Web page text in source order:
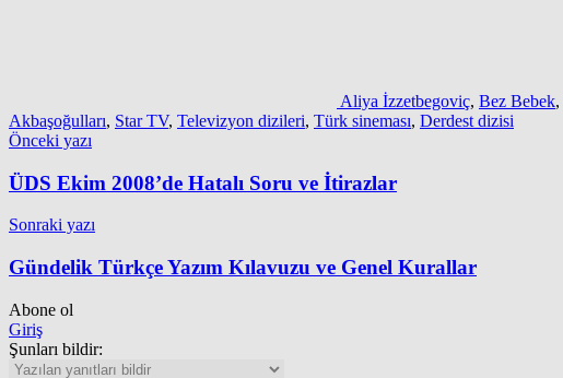
Aliya İzzetbegoviç, Bez Bebek,
Akbaşoğulları, Star TV, Televizyon dizileri, Türk sineması, Derdest dizisi
Yazı
gezinmesi
Önceki yazı
ÜDS Ekim 2008’de Hatalı Soru ve İtirazlar
Sonraki yazı
Gündelik Türkçe Yazım Kılavuzu ve Genel Kurallar
Abone ol
Giriş
Şunları bildir: